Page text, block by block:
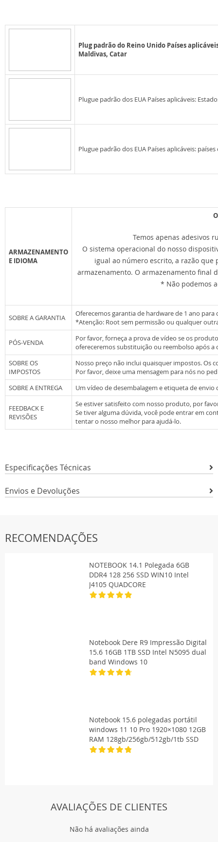
Plug padrão do Reino Unido Países
Maldivas, Catar
Plugue padrão dos EUA Países aplicáveis:
Plugue padrão dos EUA Países aplicáveis: países
ARMAZENAMENTO
E IDIOMA
Temos apenas adesivos
O sistema operacional do nosso
igual ao número escrito, a razão
armazenamento. O armazenamento final
* Não podemos
SOBRE A GARANTIA
Oferecemos garantia de hardware de 1 ano
*Atenção: Root sem permissão ou qualquer
PÓS-VENDA
Por favor, forneça a prova de vídeo se os
ofereceremos substituição ou reembolso após
SOBRE OS
IMPOSTOS
Nosso preço não inclui quaisquer impostos. Os
Por favor, deixe uma mensagem para nós no
SOBRE A ENTREGA
Um vídeo de desembalagem e etiqueta de
FEEDBACK E
REVISÕES
Se estiver satisfeito com nosso produto, por
Se tiver alguma dúvida, você pode entrar em
tentar o nosso melhor para ajudá-lo.
Especificações Técnicas
Envios e Devoluções
RECOMENDAÇÕES
NOTEBOOK 14.1 Polegada 6GB
DDR4 128 256 SSD WIN10 Intel
J4105 QUADCORE
Notebook Dere R9 Impressão Digital
15.6 16GB 1TB SSD Intel N5095 dual
band Windows 10
Notebook 15.6 polegadas portátil
windows 11 10 Pro 1920×1080 12GB
RAM 128gb/256gb/512gb/1tb SSD
AVALIAÇÕES DE CLIENTES
Não há avaliações ainda